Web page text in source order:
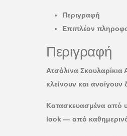
Περιγραφή
Επιπλέον
Περιγραφή
Ατσάλινα
κλείνουν και
Κατασκευασμένα από
look — από